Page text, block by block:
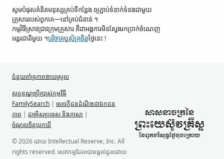
សូម​បំផុស​គំនិត​មនុស្ស​គ្រប់ទី​កន្លែង ឲ្យ​ភ្ជាប់​ទំនាក់ទំនង​ជាមួយ​
គ្រួសារ​របស់​ពួកគេ—នៅ​គ្រប់​ជំនាន់ ។
កម្មវិធី​ស្រាវជ្រាវ​ក្រុមគ្រួសារ គឺជា​អង្គការ​មិន​ស្វែង​រក​ប្រាក់​ចំណេញ​
អន្តរជាតិ​មួយ ។បរិច្ចាគឬស្ម័គ្រចិត្តថ្ងៃនេះ !
ជំនួយ​គាំទ្រ​ភាពងាយស្រួល
លក្ខខណ្ឌ​ប្រើប្រាស់​កម្មវិធី
FamilySearch | សេចក្តីជូនដំណឹង​ជា​ឯកជន
ភាព | ជម្រើស​ប្រទេស និង​ភាសា |
ចំណូលចិត្ត​ឃុកឃី
© 2026 ដោយ Intellectual Reserve, Inc. All
rights reserved. សេវាកម្ម​ដែល​បាន​ផ្ដល់​ជូន​ដោយ